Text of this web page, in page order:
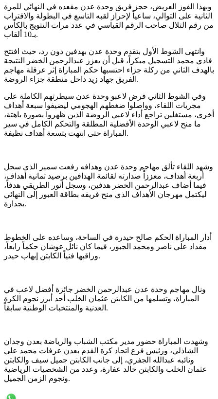
وبهذا الفوز العريض، حجز فريق وحدة عدن مقعده في النهائي للمرة
الثانية على التوالي، ساعياً لإحراز لقبه التاسع في البطولة والاقتراب
من رقم التلال صاحب الرقم القياسي في عدد مرات التتويج بالكأس
بـ10 ألقاب.
وانتهى الشوط الأول بتقدم وحدة عدن بهدفين دون رد، حيث افتتح
فادي محمد التسجيل مبكراً، قبل أن يعزز عبدالرحمن الخضر النتيجة
بالهدف الثاني من ركلة جزاء احتسبها حكم المباراة إثر عرقلة مهاجم
الفريق جهاد زيد داخل منطقة جزاء الروضة.
وفي الشوط الثاني فرض لاعبو وحدة عدن سيطرتهم الكاملة على
مجريات اللقاء، وواصلوا ضغطهم الهجومي ليضيفوا سبعة أهداف
أخرى، مستغلين تراجع أداء لاعبي الروضة الذين ظهروا بصورة باهتة،
ما منح لاعبي الوحدة الأفضلية المطلقة والتحكم الكامل في سير
المباراة حتى انتهت بتسعة أهداف نظيفة.
وشهد اللقاء تألق مهاجم وحدة عدن وهدافه رفعت سمير الذي سجل
أربعة أهداف، معززاً صدارته لقائمة الهدافين برصيد ثمانية أهداف،
فيما أضاف عبدالرحمن الخضر هدفين، وسجل أنور الطريقي هدفاً،
ليكتمل مهرجان الأهداف الذي منح فريقه بطاقة العبور إلى النهائي
بجدارة.
أدار المباراة الحكم صالح حيدرة في الساحة، وساعده على الخطوط
مقداد علي ناصر ومحمد الجبور، فيما كان نائل عوشان حكماً رابعاً،
وراقبها فنياً الكابتن إيهاب حيدر.
ونال مهاجم وحدة عدن عبدالرحمن الخضر جائزة أفضل لاعب في
المباراة، وتسلمها من الكابتن عثمان الخلب أحد أبرز نجوم الكرة
العدنية والمنتخبات الوطنية سابقاً.
وشهدت المباراة حضور مدير مكتب الشباب والرياضة بعدن وجدان
الشاذلي، ورئيس فرع اتحاد كرة القدم بعدن عرفات محمد علي
ونائبه عبدالله الجفري، إلى جانب الكابتن جميل سيف والكابتن
عثمان الخلب والكابتن خالد عفارة، وعدد من الشخصيات الرياضية
ونجوم الزمن الجميل.